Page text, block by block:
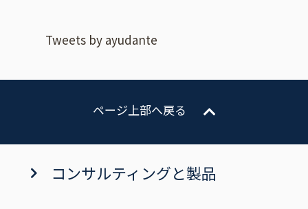
Tweets by ayudante
ページ上部へ戻る
コンサルティングと製品